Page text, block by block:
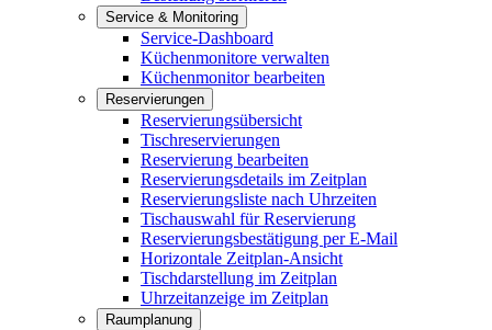
Service & Monitoring
Service-Dashboard
Küchenmonitore verwalten
Küchenmonitor bearbeiten
Reservierungen
Reservierungsübersicht
Tischreservierungen
Reservierung bearbeiten
Reservierungsdetails im Zeitplan
Reservierungsliste nach Uhrzeiten
Tischauswahl für Reservierung
Reservierungsbestätigung per E-Mail
Horizontale Zeitplan-Ansicht
Tischdarstellung im Zeitplan
Uhrzeitanzeige im Zeitplan
Raumplanung